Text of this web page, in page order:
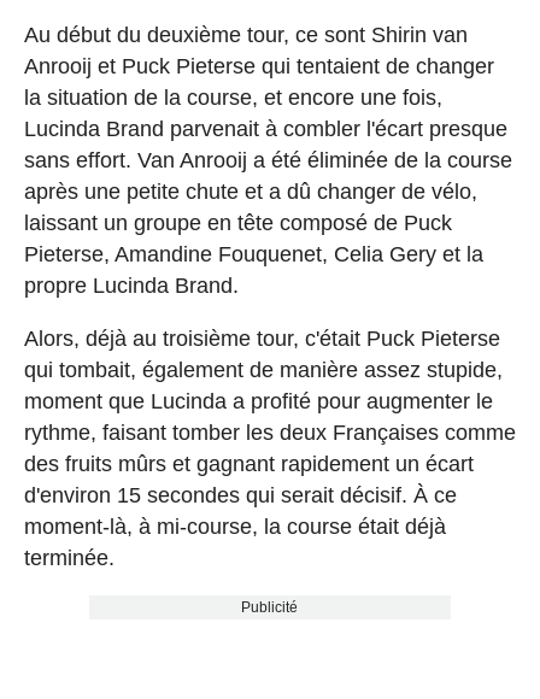
Au début du deuxième tour, ce sont Shirin van
Anrooij et Puck Pieterse qui tentaient de changer
la situation de la course, et encore une fois,
Lucinda Brand parvenait à combler l'écart presque
sans effort. Van Anrooij a été éliminée de la course
après une petite chute et a dû changer de vélo,
laissant un groupe en tête composé de Puck
Pieterse, Amandine Fouquenet, Celia Gery et la
propre Lucinda Brand.
Alors, déjà au troisième tour, c'était Puck Pieterse
qui tombait, également de manière assez stupide,
moment que Lucinda a profité pour augmenter le
rythme, faisant tomber les deux Françaises comme
des fruits mûrs et gagnant rapidement un écart
d'environ 15 secondes qui serait décisif. À ce
moment-là, à mi-course, la course était déjà
terminée.
Publicité